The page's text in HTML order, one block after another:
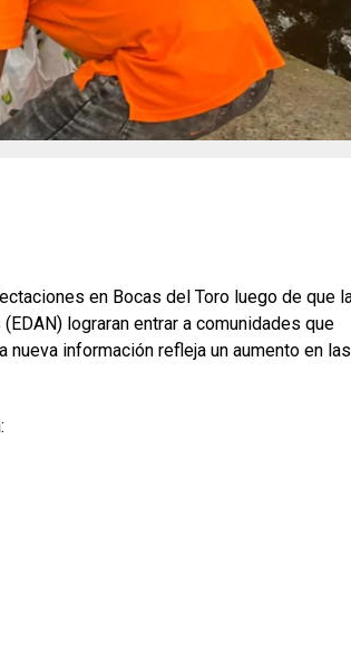
en Bocas del Toro luego de que
lograran entrar a comunidades que
información refleja un aumento en las